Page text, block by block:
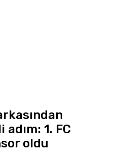
1. FC
oldu